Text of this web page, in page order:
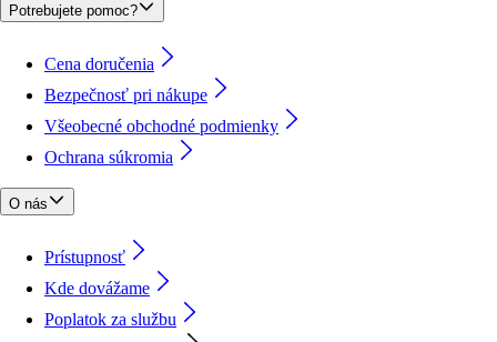
Potrebujete pomoc?
Cena doručenia
Bezpečnosť pri nákupe
Všeobecné obchodné podmienky
Ochrana súkromia
O nás
Prístupnosť
Kde dovážame
Poplatok za službu